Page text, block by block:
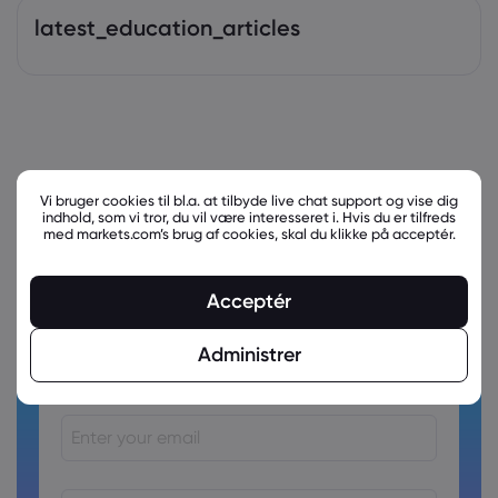
latest_education_articles
Ready to trade?
Vi bruger cookies til bl.a. at tilbyde live chat support og vise dig
indhold, som vi tror, du vil være interesseret i. Hvis du er tilfreds
med markets.com’s brug af cookies, skal du klikke på acceptér.
Acceptér
Administrer